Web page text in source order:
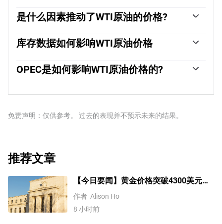
是什么因素推动了WTI原油的价格?
素。因此，全球增长可以成为需求增长的驱动力，反之亦
然，导致全球增长疲软。政治不稳定、战争和制裁可能会
(OPEC)的决定是油价的另一个关键驱动因素。美元的价值
库存数据如何影响WTI原油价格
报告影响着WTI原油的价格。库存的变化反映了供需的波
动。如果数据显示库存下降，则可能表明需求增加，从而
空气污染指数的报告每周二发布，环境影响评估报告于周
1%以内。环境影响评估的数据被认为更可靠，因为它是一
OPEC是如何影响WTI原油价格的?
织，每年举行两次会议，共同决定成员国的生产配额。他
时，它可以收紧供应，推高油价。当欧佩克增加产量时，
免责声明：仅供参考。 过去的表现并不预示未来的结果。
推荐文章
【今日要闻】黄金价格突破4300美元，
比特币逼近6.5万，关注伊朗谈判
作者 Alison Ho
8 小时前